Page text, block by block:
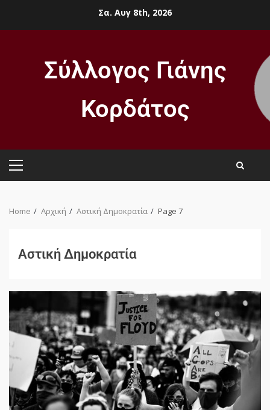
Σα. Αυγ 8th, 2026
Σύλλογος Γιάνης
Κορδάτος
Home Αρχική Αστική Δημοκρατία Page 7
Αστική Δημοκρατία